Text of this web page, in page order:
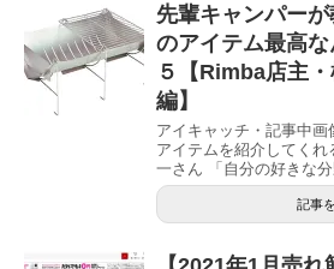
先輩キャンパー
のアイテム最高
５【Rimba店主
編】
アイキャッチ・記事中
アイテムを紹介してく
一さん 「自分の好きな分
記事